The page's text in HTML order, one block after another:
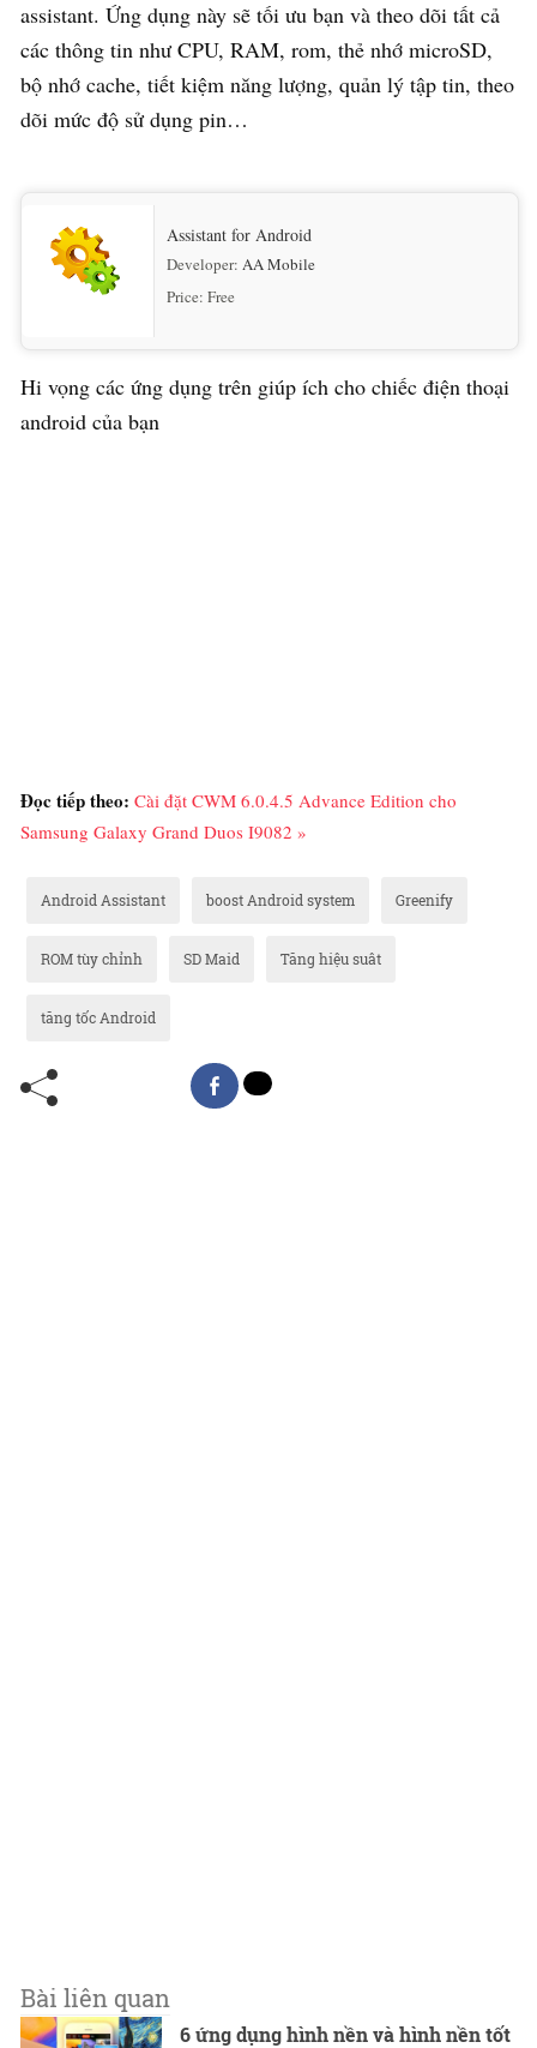
assistant. Ứng dụng này sẽ tối ưu bạn và theo dõi tất cả
các thông tin như CPU, RAM, rom, thẻ nhớ microSD,
bộ nhớ cache, tiết kiệm năng lượng, quản lý tập tin, theo
dõi mức độ sử dụng pin…
Assistant for Android
Developer: AA Mobile
Price: Free
Hi vọng các ứng dụng trên giúp ích cho chiếc điện thoại
android của bạn
Đọc tiếp theo: Cài đặt CWM 6.0.4.5 Advance Edition cho
Samsung Galaxy Grand Duos I9082 »
Android Assistant boost Android system Greenify
ROM tùy chỉnh SD Maid Tăng hiệu suât
tăng tốc Android
Bài liên quan
6 ứng dụng hình nền và hình nền tốt